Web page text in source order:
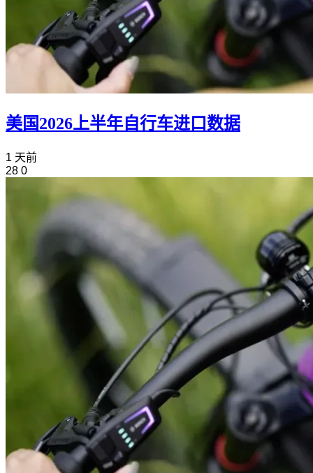
美国2026上半年自行车进口数据
1 天前
28 0